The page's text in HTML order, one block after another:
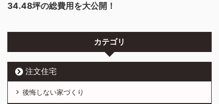
34.48坪の総費用を大公開！
カテゴリ
注文住宅
後悔しない家づくり